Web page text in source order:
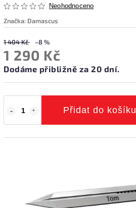
Neohodnoceno
Značka: Damascus
1 404 Kč –8 %
1 290 Kč
Dodáme přibližně za 20 dní.
Přidat do košíku